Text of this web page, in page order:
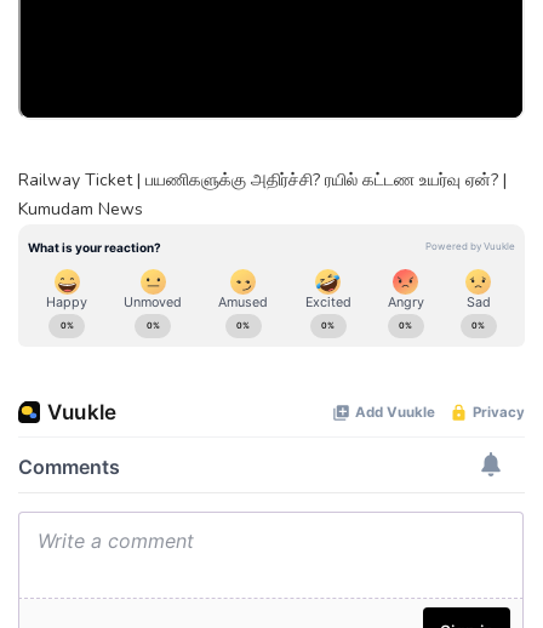
Railway Ticket | பயணிகளுக்கு அதிர்ச்சி? ரயில் கட்டண உயர்வு ஏன்? |
Kumudam News